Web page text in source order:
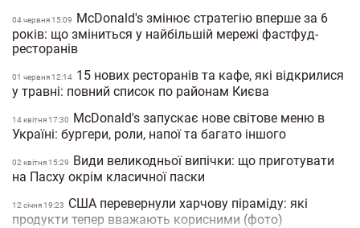
04 червня 15:09
McDonald's змінює стратегію вперше за 6
років: що зміниться у найбільшій мережі фастфуд-
ресторанів
01 червня 12:14 15 нових ресторанів та кафе, які відкрилися
у травні: повний список по районам Києва
14 квiтня 17:30
McDonald's запускає нове світове меню в
Україні: бургери, роли, напої та багато іншого
02 квiтня 15:29
Види великодньої випічки: що приготувати
на Пасху окрім класичної паски
12 сiчня 19:23
США перевернули харчову піраміду: які
продукти тепер вважають корисними (фото)